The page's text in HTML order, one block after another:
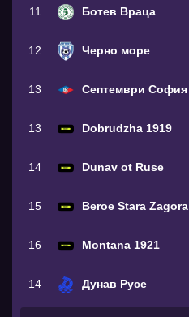
11 Ботев Враца
12 Черно море
13 Септември София
13 Dobrudzha 1919
14 Dunav ot Ruse
15 Beroe Stara Zagora
16 Montana 1921
14 Дунав Русе